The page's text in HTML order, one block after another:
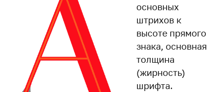
основных
штрихов к
высоте прямого
знака, основная
толщина
(жирность)
шрифта.